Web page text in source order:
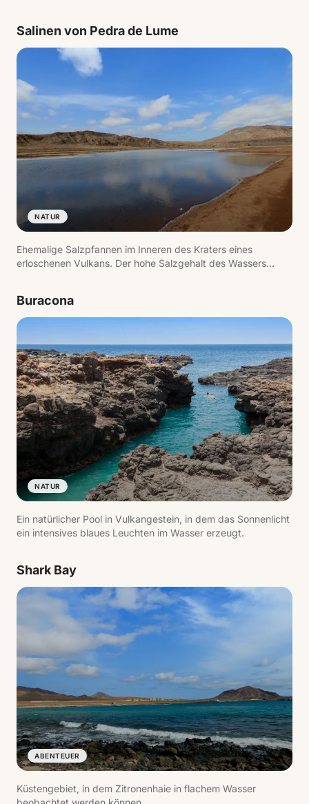
Salinen von Pedra de Lume
NATUR
Ehemalige Salzpfannen im Inneren des Kraters eines
erloschenen Vulkans. Der hohe Salzgehalt des Wassers
Buracona
NATUR
Ein natürlicher Pool in Vulkangestein, in dem das Sonnenlicht
ein intensives blaues Leuchten im Wasser erzeugt.
Shark Bay
ABENTEUER
Küstengebiet, in dem Zitronenhaie in flachem Wasser